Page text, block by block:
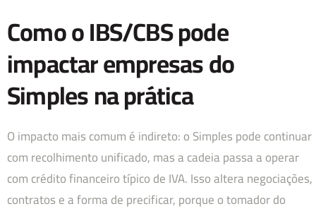
Como o IBS/CBS pode
impactar empresas do
Simples na prática
O impacto mais comum é indireto: o Simples pode continuar
com recolhimento unificado, mas a cadeia passa a operar
com crédito financeiro típico de IVA. Isso altera negociações,
contratos e a forma de precificar, porque o tomador do